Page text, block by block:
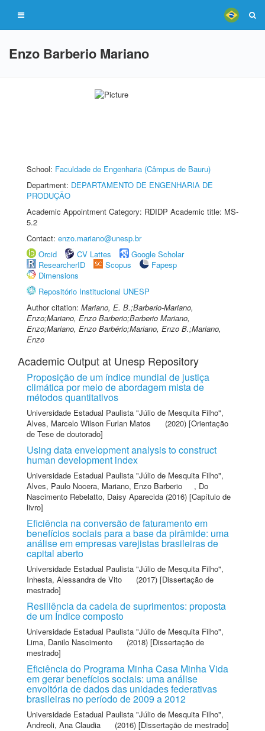
Enzo Barberio Mariano
School: Faculdade de Engenharia (Câmpus de Bauru)
Department: DEPARTAMENTO DE ENGENHARIA DE
PRODUÇÃO
Academic Appointment Category: RDIDP Academic title: MS-
5.2
Contact: enzo.mariano@unesp.br
Orcid
CV Lattes
Google Scholar
ResearcherID
Scopus
Fapesp
Dimensions
Repositório Institucional UNESP
Author citation: Mariano, E. B.;Barberio-Mariano,
Enzo;Mariano, Enzo Barberio;Barberio Mariano,
Enzo;Mariano, Enzo Barbério;Mariano, Enzo B.;Mariano,
Enzo
Academic Output at Unesp Repository
Proposição de um índice mundial de justiça
climática por meio de abordagem mista de
métodos quantitativos
Universidade Estadual Paulista "Júlio de Mesquita Filho",
Alves, Marcelo Wilson Furlan Matos
(2020) [Orientação
de Tese de doutorado]
Using data envelopment analysis to construct
human development index
Universidade Estadual Paulista "Júlio de Mesquita Filho",
Alves, Paulo Nocera, Mariano, Enzo Barberio , Do
Nascimento Rebelatto, Daisy Aparecida (2016) [Capítulo de
livro]
Eficiência na conversão de faturamento em
benefícios sociais para a base da pirâmide: uma
análise em empresas varejistas brasileiras de
capital aberto
Universidade Estadual Paulista "Júlio de Mesquita Filho",
Inhesta, Alessandra de Vito
(2017) [Dissertação de
mestrado]
Resiliência da cadeia de suprimentos: proposta
de um Índice composto
Universidade Estadual Paulista "Júlio de Mesquita Filho",
Lima, Danilo Nascimento
(2018) [Dissertação de
mestrado]
Eficiência do Programa Minha Casa Minha Vida
em gerar benefícios sociais: uma análise
envoltória de dados das unidades federativas
brasileiras no período de 2009 a 2012
Universidade Estadual Paulista "Júlio de Mesquita Filho",
Andreoli, Ana Claudia
(2016) [Dissertação de mestrado]